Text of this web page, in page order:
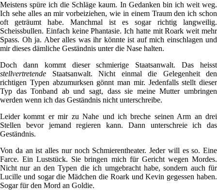
Meistens spüre ich die Schläge kaum. In Gedanken bin ich weit weg.
Ich sehe alles an mir vorbeiziehen, wie in einem Traum den ich schon
oft geträumt habe. Manchmal ist es sogar richtig langweilig.
Scheissbullen. Einfach keine Phantasie. Ich hatte mit Roark weit mehr
Spass. Oh ja. Aber alles was ihr könnte ist auf mich einschlagen und
mir dieses dämliche Geständnis unter die Nase halten.
Doch dann kommt dieser schmierige Staatsanwalt. Das heisst
stellvertretende Staatsanwalt. Nicht einmal die Gelegenheit den
richtigen Typen abzumurksen gönnt man mir. Jedenfalls stellt dieser
Typ das Tonband ab und sagt, dass sie meine Mutter umbringen
werden wenn ich das Geständnis nicht unterschreibe.
Leider kommt er mir zu Nahe und ich breche seinen Arm an drei
Stellen bevor jemand regieren kann. Dann unterschreie ich das
Geständnis.
Von da an ist alles nur noch Schmierentheater. Jeder will es so. Eine
Farce. Ein Luststück. Sie bringen mich für Gericht wegen Mordes.
Nicht nur an den Typen die ich umgebracht habe, sondern auch für
Lucille und sogar die Mädchen die Roark und Kevin gegessen haben.
Sogar für den Mord an Goldie.